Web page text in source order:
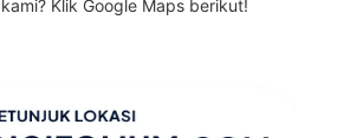
Klik Google Maps berikut!